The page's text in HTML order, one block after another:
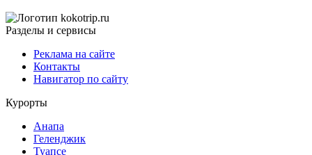
Разделы и сервисы
Реклама на сайте
Контакты
Навигатор по сайту
Курорты
Анапа
Геленджик
Туапсе